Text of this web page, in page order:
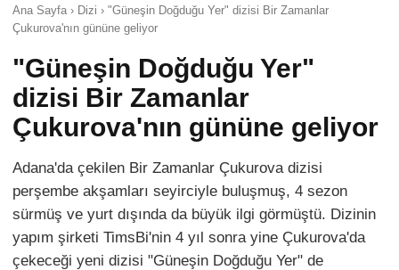
Ana Sayfa › Dizi › "Güneşin Doğduğu Yer" dizisi Bir Zamanlar
Çukurova'nın gününe geliyor
"Güneşin Doğduğu Yer"
dizisi Bir Zamanlar
Çukurova'nın gününe geliyor
Adana'da çekilen Bir Zamanlar Çukurova dizisi
perşembe akşamları seyirciyle buluşmuş, 4 sezon
sürmüş ve yurt dışında da büyük ilgi görmüştü. Dizinin
yapım şirketi TimsBi'nin 4 yıl sonra yine Çukurova'da
çekeceği yeni dizisi "Güneşin Doğduğu Yer" de